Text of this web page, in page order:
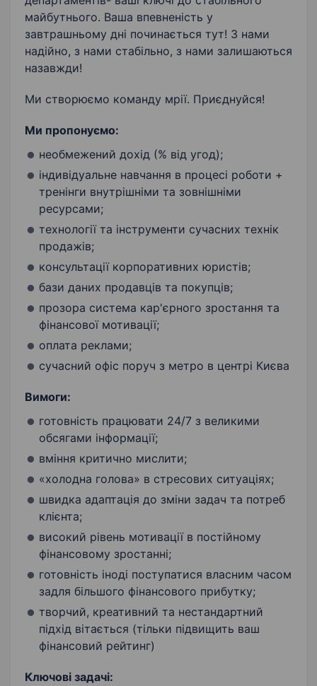
майбутнього. Ваша впевненість у
завтрашньому дні починається тут! З нами
надійно, з нами стабільно, з нами залишаються
назавжди!
Ми створюємо команду мрії. Приєднуйся!
Ми пропонуємо:
необмежений дохід (% від угод);
індивідуальне навчання в процесі роботи +
тренінги внутрішніми та зовнішніми
ресурсами;
технології та інструменти сучасних технік
продажів;
консультації корпоративних юристів;
бази даних продавців та покупців;
прозора система кар'єрного зростання та
фінансової мотивації;
оплата реклами;
сучасний офіс поруч з метро в центрі Києва
Вимоги:
готовність працювати 24/7 з великими
обсягами інформації;
вміння критично мислити;
«холодна голова» в стресових ситуаціях;
швидка адаптація до зміни задач та потреб
клієнта;
високий рівень мотивації в постійному
фінансовому зростанні;
готовність іноді поступатися власним часом
задля більшого фінансового прибутку;
творчий, креативний та нестандартний
підхід вітається (тільки підвищить ваш
фінансовий рейтинг)
Ключові задачі: